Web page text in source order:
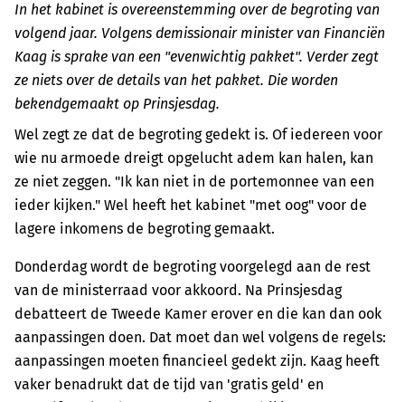
In het kabinet is overeenstemming over de begroting van
volgend jaar. Volgens demissionair minister van Financiën
Kaag is sprake van een "evenwichtig pakket". Verder zegt
ze niets over de details van het pakket. Die worden
bekendgemaakt op Prinsjesdag.
Wel zegt ze dat de begroting gedekt is. Of iedereen voor
wie nu armoede dreigt opgelucht adem kan halen, kan
ze niet zeggen. "Ik kan niet in de portemonnee van een
ieder kijken." Wel heeft het kabinet "met oog" voor de
lagere inkomens de begroting gemaakt.
Donderdag wordt de begroting voorgelegd aan de rest
van de ministerraad voor akkoord. Na Prinsjesdag
debatteert de Tweede Kamer erover en die kan dan ook
aanpassingen doen. Dat moet dan wel volgens de regels:
aanpassingen moeten financieel gedekt zijn. Kaag heeft
vaker benadrukt dat de tijd van 'gratis geld' en